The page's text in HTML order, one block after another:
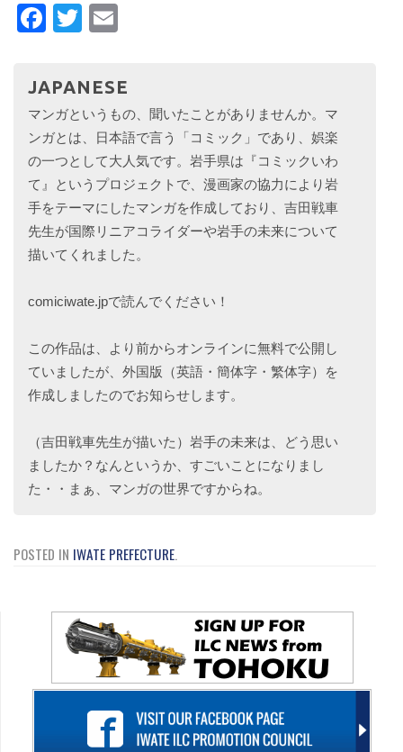
Facebook
Twitter
JAPANESE
マンガというもの、聞いたことがありませんか。マ
ンガとは、日本語で言う「コミック」であり、娯楽
の一つとして大人気です。岩手県は『コミックいわ
て』というプロジェクトで、漫画家の協力により岩
手をテーマにしたマンガを作成しており、吉田戦車
先生が国際リニアコライダーや岩手の未来について
描いてくれました。
comiciwate.jpで読んでください！
この作品は、より前からオンラインに無料で公開し
ていましたが、外国版（英語・簡体字・繁体字）を
作成しましたのでお知らせします。
（吉田戦車先生が描いた）岩手の未来は、どう思い
ましたか？なんというか、すごいことになりまし
た・・まぁ、マンガの世界ですからね。
POSTED IN IWATE PREFECTURE.